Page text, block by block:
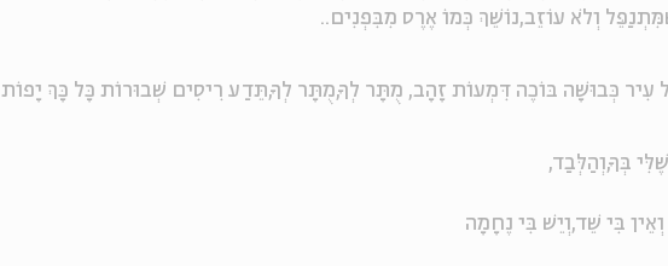
וְלֹא עוֹזֵב,נוֹשֵׁךְ כְּמוֹ אֶרֶס מִבִּפְנִים..
עִיר כְּבוּשָׁה בּוֹכֶה דִּמְעוֹת זָהָב, מֻתָּר לְךָ,מֻתָּר לְךָ,תֵּדַע רִיסִים שְׁבוּרוֹת כָּל כָּךְ יָפוֹת
בְּךָ,וְהַלְּבַד,
בִּי שֵׁד,וְיֵשׁ בִּי נֶחָמָה